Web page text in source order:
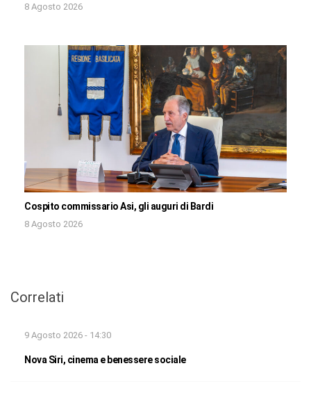
8 Agosto 2026
Cospito commissario Asi, gli auguri di Bardi
8 Agosto 2026
Correlati
9 Agosto 2026 - 14:30
Nova Siri, cinema e benessere sociale